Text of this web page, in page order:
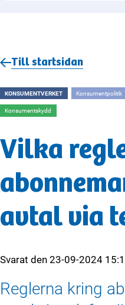
Till startsidan
KONSUMENTVERKET Konsumentpolitik
Konsumentskydd
Vilka
avtal via
Svarat den23-09-2024
Reglerna kring